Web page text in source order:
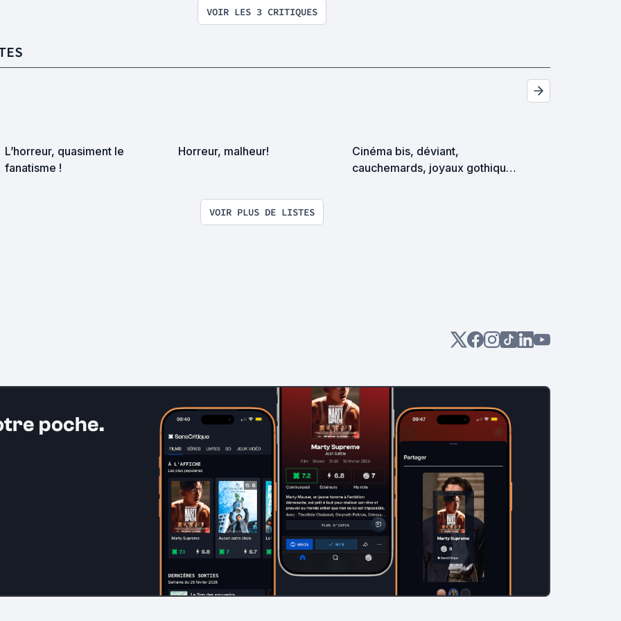
VOIR LES 3 CRITIQUES
L’horreur, quasiment le
fanatisme !
Horreur, malheur!
Cinéma bis, déviant,
cauchemards, joyaux gothiques
VOIR PLUS DE LISTES
poche.